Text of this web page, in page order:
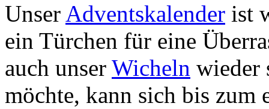
Unser Adventskalender ist
ein Türchen für eine
auch unser Wicheln wieder
möchte, kann sich bis